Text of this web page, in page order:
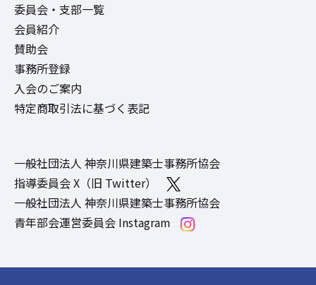
委員会・支部一覧
会員紹介
賛助会
事務所登録
入会のご案内
特定商取引法に基づく表記
一般社団法人 神奈川県建築士事務所協会
指導委員会 X（旧 Twitter）
一般社団法人 神奈川県建築士事務所協会
青年部会運営委員会 Instagram